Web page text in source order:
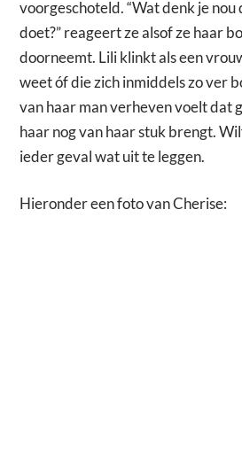
voorgeschoteld. “Wat denk je
doet?” reageert ze alsof ze haar
doorneemt. Lili klinkt als een
weet óf die zich inmiddels zo ver
van haar man verheven voelt dat
haar nog van haar stuk brengt.
ieder geval wat uit te leggen.
Hieronder een foto van Cherise: